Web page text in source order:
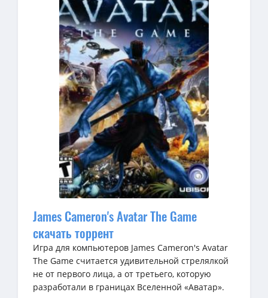
James Cameron's Avatar The Game
скачать торрент
Игра для компьютеров James Cameron's Avatar
The Game считается удивительной стрелялкой
не от первого лица, а от третьего, которую
разработали в границах Вселенной «Аватар».